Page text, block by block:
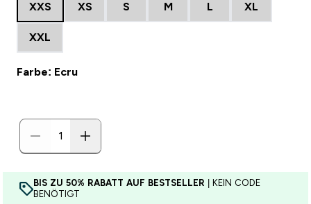
XXS XS S M L XL
XXL
Farbe: Ecru
BIS ZU 50% RABATT AUF BESTSELLER | KEIN CODE
BENÖTIGT